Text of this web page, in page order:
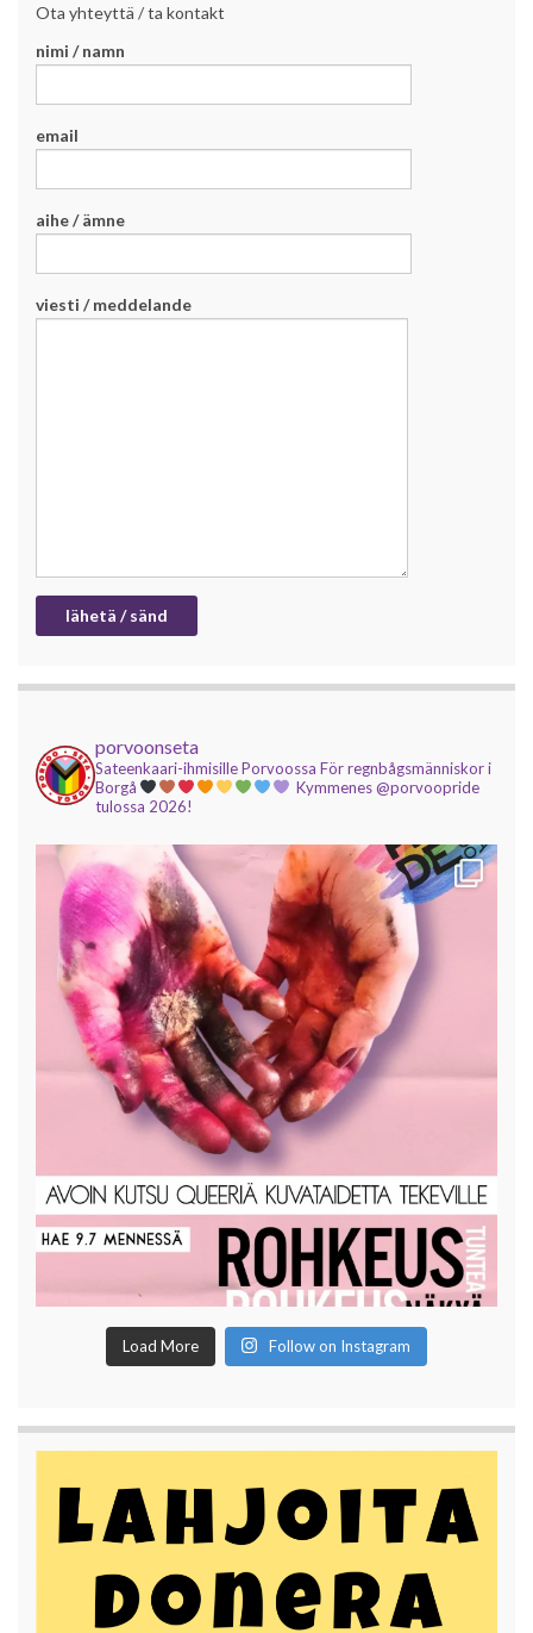
Ota yhteyttä / ta kontakt
nimi / namn
email
aihe / ämne
viesti / meddelande
porvoonseta
Sateenkaari-ihmisille Porvoossa För regnbågsmänniskor i
Borgå
Kymmenes @porvoopride
tulossa 2026!
Load More Follow on Instagram